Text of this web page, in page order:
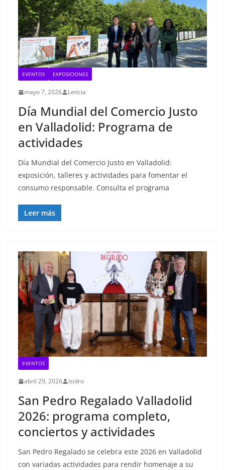
EVENTOS EXPOSICIONES
mayo 7, 2026 Leticia
Día Mundial del Comercio Justo
en Valladolid: Programa de
actividades
Día Mundial del Comercio Justo en Valladolid:
exposición, talleres y actividades para fomentar el
consumo responsable. Consulta el programa
Leer más
EVENTOS
abril 29, 2026 Isidro
San Pedro Regalado Valladolid
2026: programa completo,
conciertos y actividades
San Pedro Regalado se celebra este 2026 en Valladolid
con variadas actividades para rendir homenaje a su